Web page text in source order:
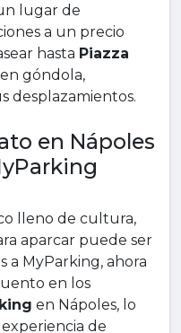
lugar de
a un precio
hasta Piazza
góndola,
desplazamientos.
en Nápoles
lleno de cultura,
aparcar puede ser
a MyParking, ahora
en los
en Nápoles, lo
de